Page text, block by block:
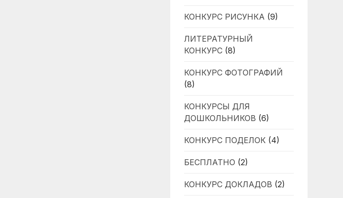
КОНКУРС РИСУНКА (9)
ЛИТЕРАТУРНЫЙ
КОНКУРС (8)
КОНКУРС ФОТОГРАФИЙ
(8)
КОНКУРСЫ ДЛЯ
ДОШКОЛЬНИКОВ (6)
КОНКУРС ПОДЕЛОК (4)
БЕСПЛАТНО (2)
КОНКУРС ДОКЛАДОВ (2)